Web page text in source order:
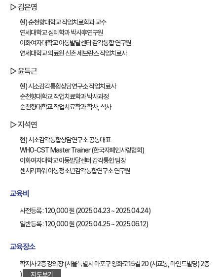
▷ 김은영
현) 순천향대학교 작업치료학과 교수
연세대학교 심리학과 박사후연구원
이화여자대학교 아동발달센터 감각통합 연구원
연세대학교 의료원 신촌 세브란스 작업치료사
▷ 윤득근
현) 시소감각통합상담연구소 작업치료사
순천향대학교 작업치료학과 박사과정
순천향대학교 작업치료학과 학사, 석사
▷ 지석연
현) 시소감각통합상담연구소 공동대표
WHO-CST Master Trainer (한국자폐인사랑협회)
이화여자대학교 아동발달센터 감각통합 팀장
센서리파워 아동청소년감각통합연구소 연구원
교육비
사전등록 : 120,000 원 (2025.04.23 ~ 2025.04.24)
일반등록 : 120,000 원 (2025.04.25 ~ 2025.06.12)
교육장소
학지사 2층 강의장 (서울특별시 마포구 양화로15길 20 (서교동, 마인드빌딩) 2층
)
지도보기